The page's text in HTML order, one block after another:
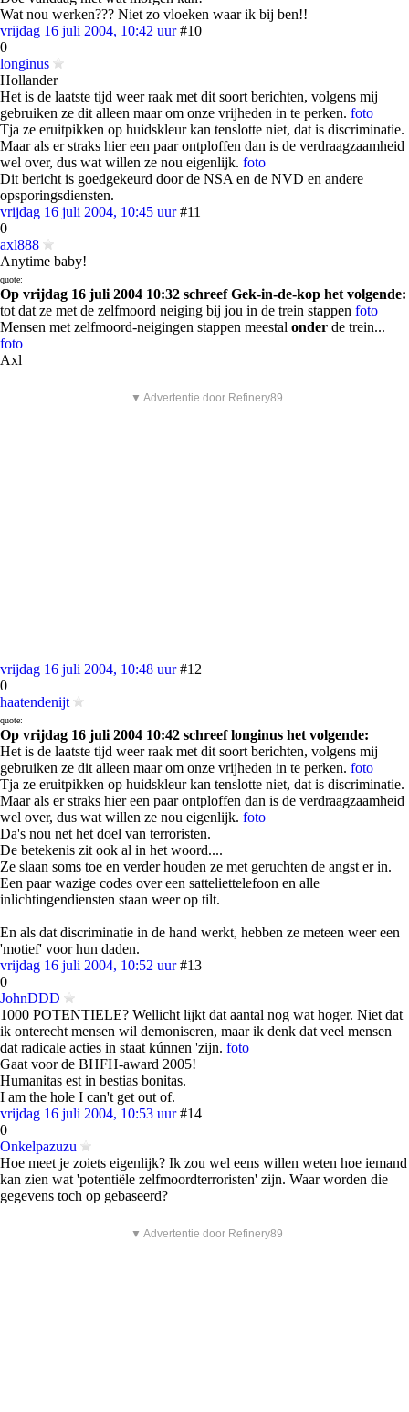
Wat nou werken??? Niet zo vloeken waar ik bij ben!!
vrijdag 16 juli 2004, 10:42 uur #10
0
longinus
Hollander
Het is de laatste tijd weer raak met dit soort berichten, volgens mij
gebruiken ze dit alleen maar om onze vrijheden in te perken. foto
Tja ze eruitpikken op huidskleur kan tenslotte niet, dat is discriminatie.
Maar als er straks hier een paar ontploffen dan is de verdraagzaamheid
wel over, dus wat willen ze nou eigenlijk. foto
Dit bericht is goedgekeurd door de NSA en de NVD en andere
opsporingsdiensten.
vrijdag 16 juli 2004, 10:45 uur #11
0
axl888
Anytime baby!
quote:
Op vrijdag 16 juli 2004 10:32 schreef Gek-in-de-kop het volgende:
tot dat ze met de zelfmoord neiging bij jou in de trein stappen foto
Mensen met zelfmoord-neigingen stappen meestal onder de trein...
foto
Axl
▼ Advertentie door Refinery89
vrijdag 16 juli 2004, 10:48 uur #12
0
haatendenijt
quote:
Op vrijdag 16 juli 2004 10:42 schreef longinus het volgende:
Het is de laatste tijd weer raak met dit soort berichten, volgens mij
gebruiken ze dit alleen maar om onze vrijheden in te perken. foto
Tja ze eruitpikken op huidskleur kan tenslotte niet, dat is discriminatie.
Maar als er straks hier een paar ontploffen dan is de verdraagzaamheid
wel over, dus wat willen ze nou eigenlijk. foto
Da's nou net het doel van terroristen.
De betekenis zit ook al in het woord....
Ze slaan soms toe en verder houden ze met geruchten de angst er in.
Een paar wazige codes over een satteliettelefoon en alle
inlichtingendiensten staan weer op tilt.
En als dat discriminatie in de hand werkt, hebben ze meteen weer een
'motief' voor hun daden.
vrijdag 16 juli 2004, 10:52 uur #13
0
JohnDDD
1000 POTENTIELE? Wellicht lijkt dat aantal nog wat hoger. Niet dat
ik onterecht mensen wil demoniseren, maar ik denk dat veel mensen
dat radicale acties in staat kúnnen 'zijn. foto
Gaat voor de BHFH-award 2005!
Humanitas est in bestias bonitas.
I am the hole I can't get out of.
vrijdag 16 juli 2004, 10:53 uur #14
0
Onkelpazuzu
Hoe meet je zoiets eigenlijk? Ik zou wel eens willen weten hoe iemand
kan zien wat 'potentiële zelfmoordterroristen' zijn. Waar worden die
gegevens toch op gebaseerd?
▼ Advertentie door Refinery89